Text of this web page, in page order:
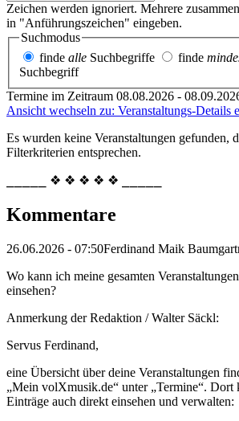
Zeichen werden ignoriert. Mehrere
in "Anführungszeichen" eingeben.
Suchmodus
finde alle Suchbegriffe finde
Suchbegriff
Termine im Zeitraum 08.08.2026 -
Ansicht wechseln zu: Veranstaltungs-Details
Es wurden keine Veranstaltungen gefunden,
Filterkriterien entsprechen.
⎯⎯⎯⎯⎯ ❖ ❖ ❖ ❖ ❖ ⎯⎯⎯⎯⎯
Kommentare
26.06.2026 - 07:50Ferdinand Maik
Wo kann ich meine gesamten
einsehen?
Anmerkung der Redaktion /Walter Säckl:
Servus Ferdinand,
eine Übersicht über deine Veranstaltungen
„Mein volXmusik.de“ unter „Termine“. Dort
Einträge auch direkt einsehen und verwalten: